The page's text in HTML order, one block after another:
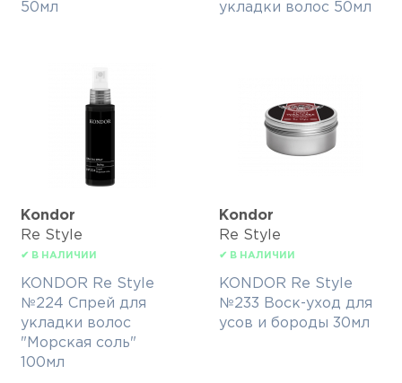
50мл
укладки волос 50мл
Kondor
Re Style
✔ В НАЛИЧИИ
KONDOR Re Style
№224 Спрей для
укладки волос
"Морская соль"
100мл
Kondor
Re Style
✔ В НАЛИЧИИ
KONDOR Re Style
№233 Воск-уход для
усов и бороды 30мл